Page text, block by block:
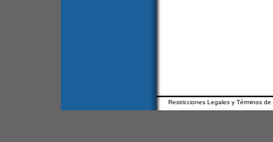
Restricciones Legales y Términos de